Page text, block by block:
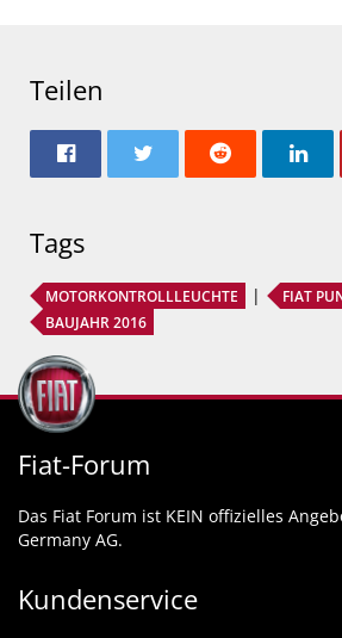
Teilen
Tags
MOTORKONTROLLLEUCHTE
FIAT
BAUJAHR 2016
Fiat-Forum
Das Fiat Forum ist KEIN offizielles
Germany AG.
Kundenservice